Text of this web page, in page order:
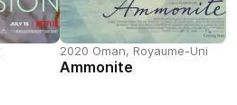
2020 Oman, Royaume-Uni
Ammonite